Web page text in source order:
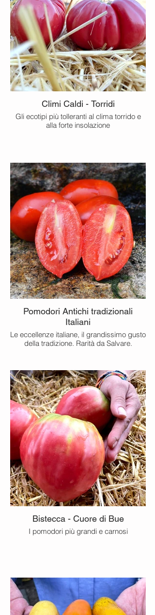
Climi Caldi - Torridi
Gli ecotipi più tolleranti al clima torrido e
alla forte insolazione
Pomodori Antichi tradizionali
Italiani
Le eccellenze italiane, il grandissimo gusto
della tradizione. Rarità da Salvare.
Bistecca - Cuore di Bue
I pomodori più grandi e carnosi